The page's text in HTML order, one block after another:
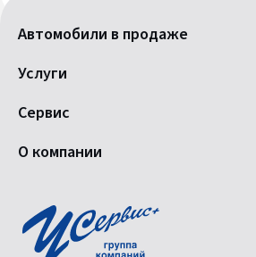
Автомобили в продаже
Услуги
Сервис
О компании